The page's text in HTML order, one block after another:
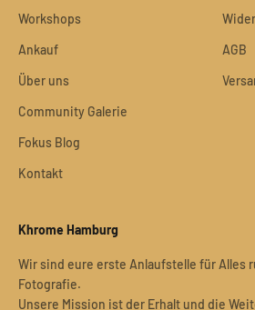
Workshops
Ankauf
Über uns
Community Galerie
Fokus Blog
Kontakt
AGB
Khrome Hamburg
Wir sind eure erste Anlaufstelle für Alles
Fotografie.
Unsere Mission ist der Erhalt und die